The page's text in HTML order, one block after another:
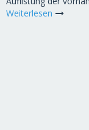
Weiterlesen